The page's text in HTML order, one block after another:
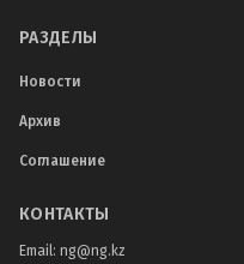
РАЗДЕЛЫ
Новости
Архив
Соглашение
КОНТАКТЫ
Email: ng@ng.kz